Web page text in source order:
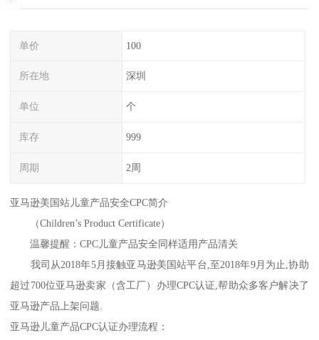
单价 100
所在地 深圳
单位 个
库存 999
周期 2周
亚马逊美国站儿童产品安全CPC简介
（Children’s Product Certificate）
温馨提醒：CPC儿童产品安全同样适用产品清关
我司从2018年5月接触亚马逊美国站平台,至2018年9月为止,协助
超过700位亚马逊卖家（含工厂）办理CPC认证,帮助众多客户解决了
亚马逊产品上架问题.
亚马逊儿童产品CPC认证办理流程：